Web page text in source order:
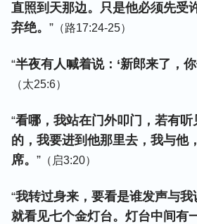
直照到天那边。只是他必须先受
弃绝。 ” （路17:24-25）
“半夜有人喊着说：‘新郎来了，
（太25:6）
“看哪，我站在门外叩门，若有听
的，我要进到他那里去，我与他
席。 ” （启3:20）
“我转过身来，要看是谁发声与我
就看见七个金灯台。灯台中间有